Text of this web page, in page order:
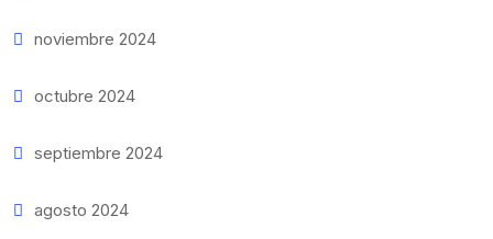
noviembre 2024
octubre 2024
septiembre 2024
agosto 2024